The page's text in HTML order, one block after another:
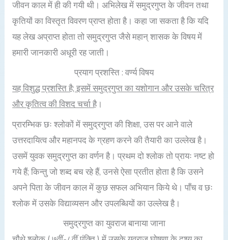
जीवन काल में ही की गयी थी। अभिलेख में समुद्रगुप्त के जीवन तथा
कृतियों का विस्तृत विवरण प्राप्त होता है। कहा जा सकता है कि यदि
यह लेख अप्राप्त होता तो समुद्रगुप्त जैसे महान् शासक के विषय में
हमारी जानकारी अधूरी रह जाती।
प्रयाग प्रशस्ति : वर्ण्य विषय
यह विशुद्ध प्रशस्ति है; इसमें समुद्रगुप्त का यशोगान और उसके चरित्र
और कृतित्व की विशद चर्चा है।
प्रारम्भिक छः श्लोकों में समुद्रगुप्त की शिक्षा, उस पर आने वाले
उत्तरदायित्व और महानपद के ग्रहण करने की तैयारी का उल्लेख है।
उसमें युवक समुद्रगुप्त का वर्णन है। प्रथम दो श्लोक तो प्रायः नष्ट हो
गये हैं; किन्तु जो शब्द बच रहे हैं, उनसे ऐसा प्रतीत होता है कि उसने
अपने पिता के जीवन काल में कुछ सफल अभियान किये थे। पाँच व छः
श्लोक में उसके विद्याव्यसन और उपलब्धियों का उल्लेख है।
समुद्रगुप्त का युवराज बानाया जाना